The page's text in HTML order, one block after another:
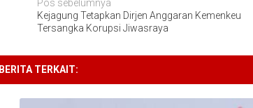
Navigasi
pos
Pos sebelumnya
Kejagung Tetapkan Dirjen Anggaran Kemenkeu
Tersangka Korupsi Jiwasraya
BERITA TERKAIT: